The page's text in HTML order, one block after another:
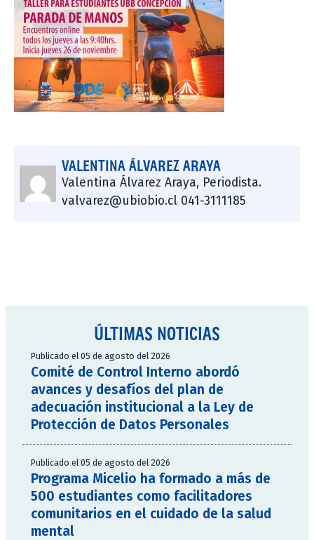
VALENTINA ÁLVAREZ ARAYA
Valentina Álvarez Araya, Periodista.
valvarez@ubiobio.cl 041-3111185
ÚLTIMAS NOTICIAS
Publicado el 05 de agosto del 2026
Comité de Control Interno abordó
avances y desafíos del plan de
adecuación institucional a la Ley de
Protección de Datos Personales
Publicado el 05 de agosto del 2026
Programa Micelio ha formado a más de
500 estudiantes como facilitadores
comunitarios en el cuidado de la salud
mental